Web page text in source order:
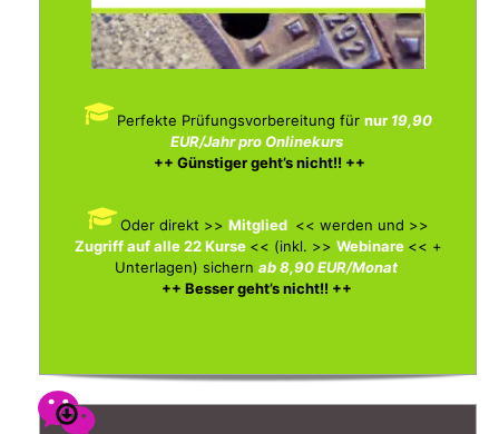
Perfekte Prüfungsvorbereitung für nur 19,90
EUR/Jahr pro Onlinekurs
++ Günstiger geht’s nicht!! ++
Oder direkt >> Mitglied << werden und >>
Zugriff auf alle 22 Kurse << (inkl. >> Webinare << +
Unterlagen) sichern ab 8,90 EUR/Monat
++ Besser geht’s nicht!! ++